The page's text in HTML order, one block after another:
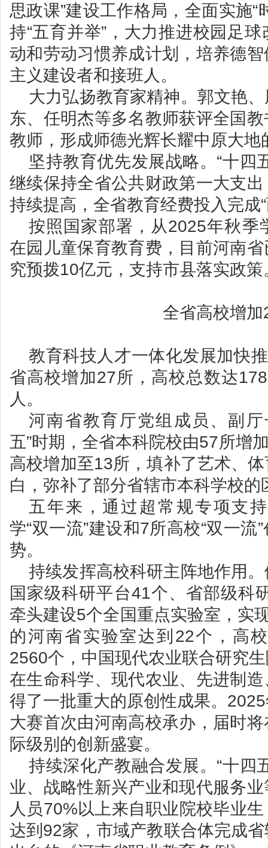
思政课”建设工作格局，全面实施“
持“五育并举”，大力推进校园足
动和劳动习惯养成计划，培养德
主义建设者和接班人。
大力弘扬教育家精神。郭文艳
东、任明杰等多名教师获评全国
教师，形成师德光辉长耀中原大地
坚持教育优先发展战略。“十四
继续保持全省公共财政第一大支
持续提高，全省教育经费投入完成
按照国家部署，从2025年秋季
在园儿童保育教育费，目前河南
究预拨10亿元，支持市县落实政策
全省高校增加
教育科技人才一体化发展加快
省高校增加27所，高校总数达
人。
河南省教育厅党组成员、副
五”时期，全省本科院校由57所增
高校增加至13所，填补了艺术、
白，弥补了部分省辖市本科学校的
五年来，通过超常规专项支
学“双一流”建设和7所高校“双一流
势。
持续发挥高校科研主阵地作用
国家级科研平台41个、省部级科
牵头建设5个全国重点实验室，实
的河南省实验室达到22个，高
2560个，中国现代农业联合研究
在生命科学、现代农业、先进制
得了一批重大的原创性成果。
大赛首次由河南高校承办，届时
际级别的创新盛宴。
持续深化产教融合发展。“十四
业、战略性新兴产业和现代服务
人员70%以上来自职业院校毕业
达到92家，市域产教联合体完成